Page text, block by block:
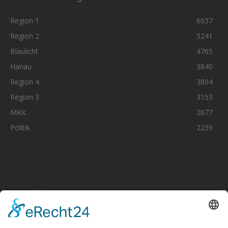
Region 1
6037
Region 2
5241
Blaulicht
4765
Hanau
3840
Region 4
3804
Region 3
3153
MKK
2677
Politik
2239